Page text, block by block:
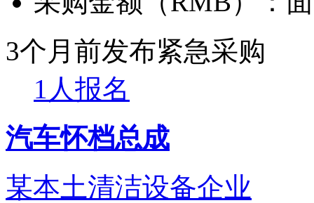
3个月前发布紧急采购
1人报名
汽车怀档总成
某本土清洁设备企业